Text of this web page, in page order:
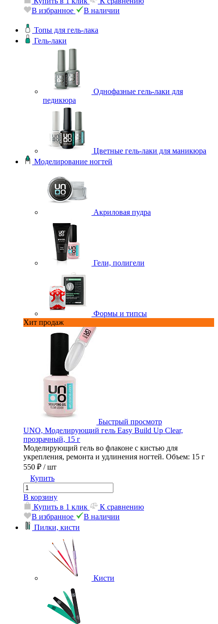
Купить в 1 клик
К сравнению
Топы для гель-лака
Гель-лаки
Однофазные гель-лаки для
педикюра
Цветные гель-лаки для маникюра
Моделирование ногтей
Акриловая пудра
Гели, полигели
Формы и типсы
Хит продаж
Быстрый просмотр
UNO, Моделирующий гель Easy Build Up Clear,
прозрачный, 15 г
Моделирующий гель во флаконе с кистью для
укрепления, ремонта и удлинения ногтей. Объем: 15 г
550 ₽ / шт
Купить
В корзину
Купить в 1 клик
К сравнению
В избранное
В наличии
Пилки, кисти
Кисти